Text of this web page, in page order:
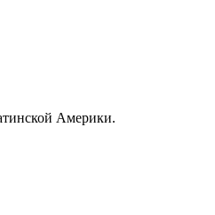
Америки.